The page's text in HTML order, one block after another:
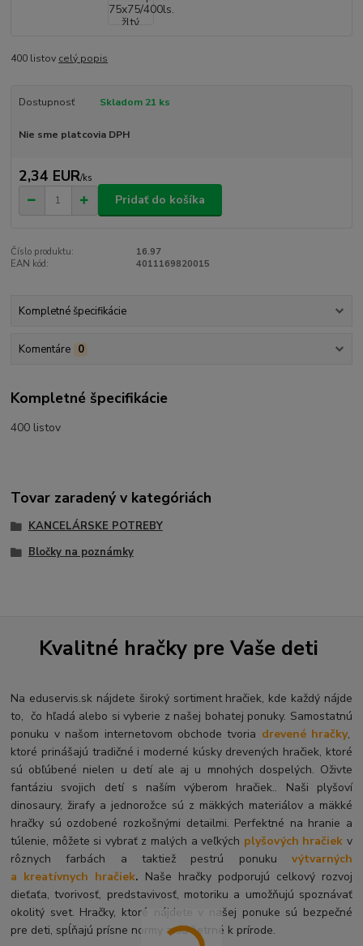
400 listov celý popis
Dostupnosť Skladom 21 ks
Nie sme platcovia DPH
2,34 EUR/ks
Pridať do košíka
Číslo produktu:
16.97
EAN kód:
4011169820015
Kompletné špecifikácie
Komentáre 0
Kompletné špecifikácie
400 listov
Tovar zaradený v kategóriách
KANCELÁRSKE POTREBY
Bločky na poznámky
Kvalitné hračky pre Vaše deti
Na eduservis.sk nájdete široký sortiment hračiek, kde každý nájde
to, čo hľadá alebo si vyberie z našej bohatej ponuky. Samostatnú
ponuku v našom internetovom obchode tvoria drevené hračky,
ktoré prinášajú tradičné i moderné kúsky drevených hračiek, ktoré
sú obľúbené nielen u detí ale aj u mnohých dospelých. Oživte
fantáziu svojich detí s naším výberom hračiek.. Naši plyšoví
dinosaury, žirafy a jednorožce sú z mäkkých materiálov a mäkké
hračky sú ozdobené rozkošnými detailmi. Perfektné na hranie a
túlenie, môžete si vybrať z malých a veľkých plyšových hračiek v
rôznych farbách a taktiež pestrú ponuku výtvarných
a kreatívnych hračiek. Naše hračky podporujú celkový rozvoj
dieťaťa, tvorivosť, predstavivosť, motoriku a umožňujú spoznávať
okolitý svet. Hračky, ktoré nájdete v našej ponuke sú bezpečné
pre deti, spĺňajú prísne normy a sú šetrné k prírode.